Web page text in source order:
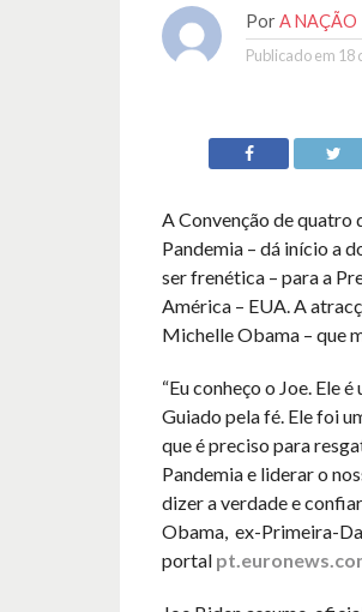
Por A NAÇÃO
Publicado em 18
A Convenção de quatro
Pandemia – dá início a
ser frenética – para a
América – EUA. A
Michelle Obama – que
“Eu conheço o Joe. Ele
Guiado pela fé. Ele foi
que é preciso para
Pandemia e liderar o
dizer a verdade e
Obama, ex-Primeira-
portal